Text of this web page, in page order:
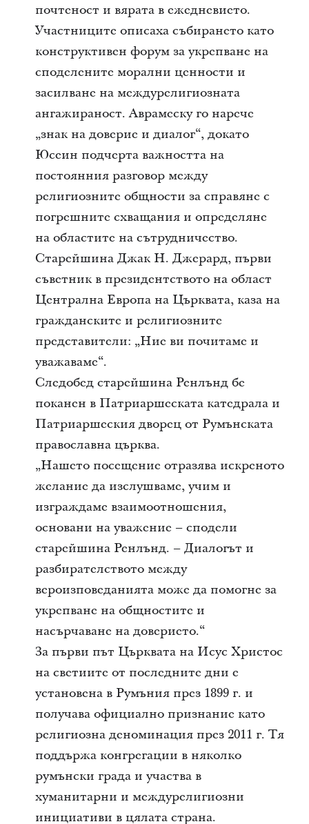
почтеност и вярата в ежедневието.
Участниците описаха събирането като
конструктивен форум за укрепване на
споделените морални ценности и
засилване на междурелигиозната
ангажираност. Аврамеску го нарече
„знак на доверие и диалог“, докато
Юсеин подчерта важността на
постоянния разговор между
религиозните общности за справяне с
погрешните схващания и определяне
на областите на сътрудничество.
Старейшина Джак Н. Джерард, първи
съветник в президентството на област
Централна Европа на Църквата, каза на
гражданските и религиозните
представители: „Ние ви почитаме и
уважаваме“.
Следобед старейшина Ренлънд бе
поканен в Патриаршеската катедрала и
Патриаршеския дворец от Румънската
православна църква.
„Нашето посещение отразява искреното
желание да изслушваме, учим и
изграждаме взаимоотношения,
основани на уважение – сподели
старейшина Ренлънд. – Диалогът и
разбирателството между
вероизповеданията може да помогне за
укрепване на общностите и
насърчаване на доверието.“
За първи път Църквата на Исус Христос
на светиите от последните дни е
установена в Румъния през 1899 г. и
получава официално признание като
религиозна деноминация през 2011 г. Тя
поддържа конгрегации в няколко
румънски града и участва в
хуманитарни и междурелигиозни
инициативи в цялата страна.